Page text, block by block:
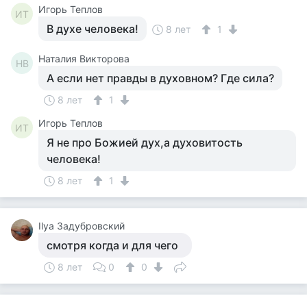
ИТ Игорь Теплов
В духе человека! 8 лет 1
НВ Наталия Викторова
А если нет правды в духовном? Где сила?
8 лет 1
ИТ Игорь Теплов
Я не про Божией дух,а духовитость
человека!
8 лет 1
Ilya Задубровский
смотря когда и для чего
8 лет 0 0